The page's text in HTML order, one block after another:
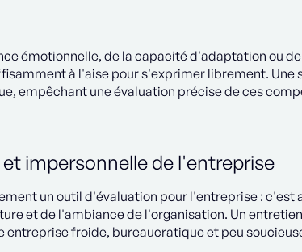
émotionnelle, de la capacité d'adaptation ou
à l'aise pour s'exprimer librement.
empêchant une évaluation précise de ces
impersonnelle de l'entreprise
un outil d'évaluation pour l'entreprise :
et de l'ambiance de l'organisation. Un
entreprise froide, bureaucratique et peu